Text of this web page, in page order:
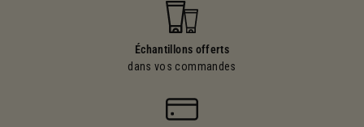
Échantillons offerts
dans vos commandes